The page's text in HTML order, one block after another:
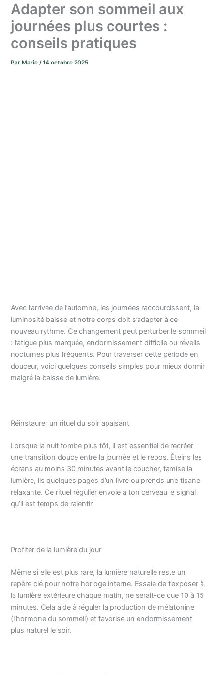
Adapter son sommeil aux
journées plus courtes :
conseils pratiques
Par Marie/14 octobre 2025
Avec l’arrivée de l’automne, les journées raccourcissent, la
luminosité baisse et notre corps doit s’adapter à ce
nouveau rythme. Ce changement peut perturber le sommeil
: fatigue plus marquée, endormissement difficile ou réveils
nocturnes plus fréquents. Pour traverser cette période en
douceur, voici quelques conseils simples pour mieux dormir
malgré la baisse de lumière.
Réinstaurer un rituel du soir apaisant
Lorsque la nuit tombe plus tôt, il est essentiel de recréer
une transition douce entre la journée et le repos. Éteins les
écrans au moins 30 minutes avant le coucher, tamise la
lumière, lis quelques pages d’un livre ou prends une tisane
relaxante. Ce rituel régulier envoie à ton cerveau le signal
qu’il est temps de ralentir.
Profiter de la lumière du jour
Même si elle est plus rare, la lumière naturelle reste un
repère clé pour notre horloge interne. Essaie de t’exposer à
la lumière extérieure chaque matin, ne serait-ce que 10 à 15
minutes. Cela aide à réguler la production de mélatonine
(l’hormone du sommeil) et favorise un endormissement
plus naturel le soir.